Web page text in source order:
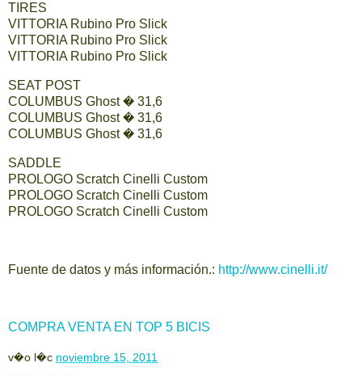
TIRES
VITTORIA Rubino Pro Slick
VITTORIA Rubino Pro Slick
VITTORIA Rubino Pro Slick
SEAT POST
COLUMBUS Ghost � 31,6
COLUMBUS Ghost � 31,6
COLUMBUS Ghost � 31,6
SADDLE
PROLOGO Scratch Cinelli Custom
PROLOGO Scratch Cinelli Custom
PROLOGO Scratch Cinelli Custom
Fuente de datos y más información.: http://www.cinelli.it/
COMPRA VENTA EN TOP 5 BICIS
v�o l�c noviembre 15, 2011